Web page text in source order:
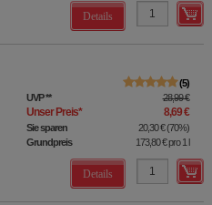
Details
5
UVP** 28,99 €
Unser Preis* 8,69 €
Sie sparen 20,30 €(70%)
Grundpreis
173,80 €pro 1 l
Details